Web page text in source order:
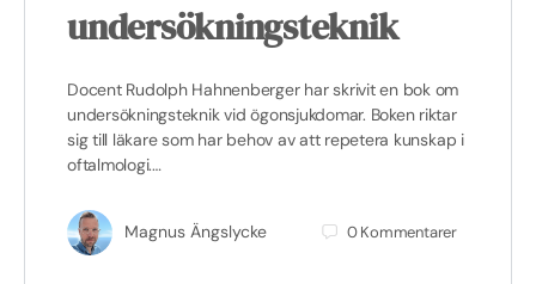
undersökningsteknik
Docent Rudolph Hahnenberger har skrivit en bok om
undersökningsteknik vid ögonsjukdomar. Boken riktar
sig till läkare som har behov av att repetera kunskap i
oftalmologi.…
Magnus Ängslycke 0Kommentarer